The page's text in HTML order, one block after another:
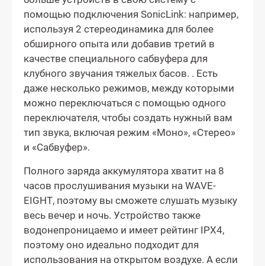
помощью подключения SonicLink: например,
используя 2 стереодинамика для более
обширного опыта или добавив третий в
качестве специального сабвуфера для
клубного звучания тяжелых басов. . Есть
даже несколько режимов, между которыми
можно переключаться с помощью одного
переключателя, чтобы создать нужный вам
тип звука, включая режим «Моно», «Стерео»
и «Сабвуфер».
Полного заряда аккумулятора хватит на 8
часов прослушивания музыки на WAVE-
EIGHT, поэтому вы сможете слушать музыку
весь вечер и ночь. Устройство также
водонепроницаемо и имеет рейтинг IPX4,
поэтому оно идеально подходит для
использования на открытом воздухе. А если